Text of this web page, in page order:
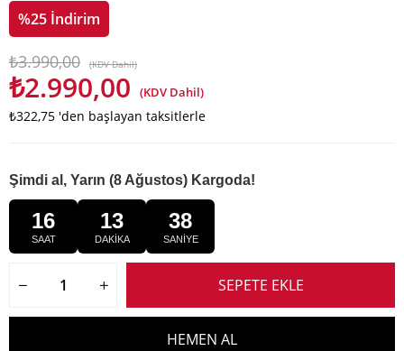
%25 İndirim
₺3.990,00 (KDV Dahil)
₺2.990,00 (KDV Dahil)
₺322,75 'den başlayan taksitlerle
Şimdi al, Yarın (8 Ağustos) Kargoda!
16
SAAT
13
DAKİKA
37
SANİYE